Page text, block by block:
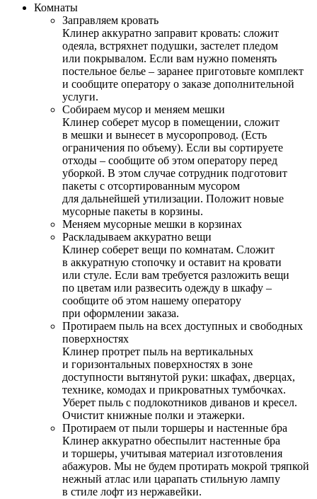
Комнаты
Заправляем кровать
Клинер аккуратно заправит кровать: сложит
одеяла, встряхнет подушки, застелет пледом
или покрывалом. Если вам нужно поменять
постельное белье – заранее приготовьте комплект
и сообщите оператору о заказе дополнительной
услуги.
Собираем мусор и меняем мешки
Клинер соберет мусор в помещении, сложит
в мешки и вынесет в мусоропровод. (Есть
ограничения по объему). Если вы сортируете
отходы – сообщите об этом оператору перед
уборкой. В этом случае сотрудник подготовит
пакеты с отсортированным мусором
для дальнейшей утилизации. Положит новые
мусорные пакеты в корзины.
Меняем мусорные мешки в корзинах
Раскладываем аккуратно вещи
Клинер соберет вещи по комнатам. Сложит
в аккуратную стопочку и оставит на кровати
или стуле. Если вам требуется разложить вещи
по цветам или развесить одежду в шкафу –
сообщите об этом нашему оператору
при оформлении заказа.
Протираем пыль на всех доступных и свободных
поверхностях
Клинер протрет пыль на вертикальных
и горизонтальных поверхностях в зоне
доступности вытянутой руки: шкафах, дверцах,
технике, комодах и прикроватных тумбочках.
Уберет пыль с подлокотников диванов и кресел.
Очистит книжные полки и этажерки.
Протираем от пыли торшеры и настенные бра
Клинер аккуратно обеспылит настенные бра
и торшеры, учитывая материал изготовления
абажуров. Мы не будем протирать мокрой тряпкой
нежный атлас или царапать стильную лампу
в стиле лофт из нержавейки.